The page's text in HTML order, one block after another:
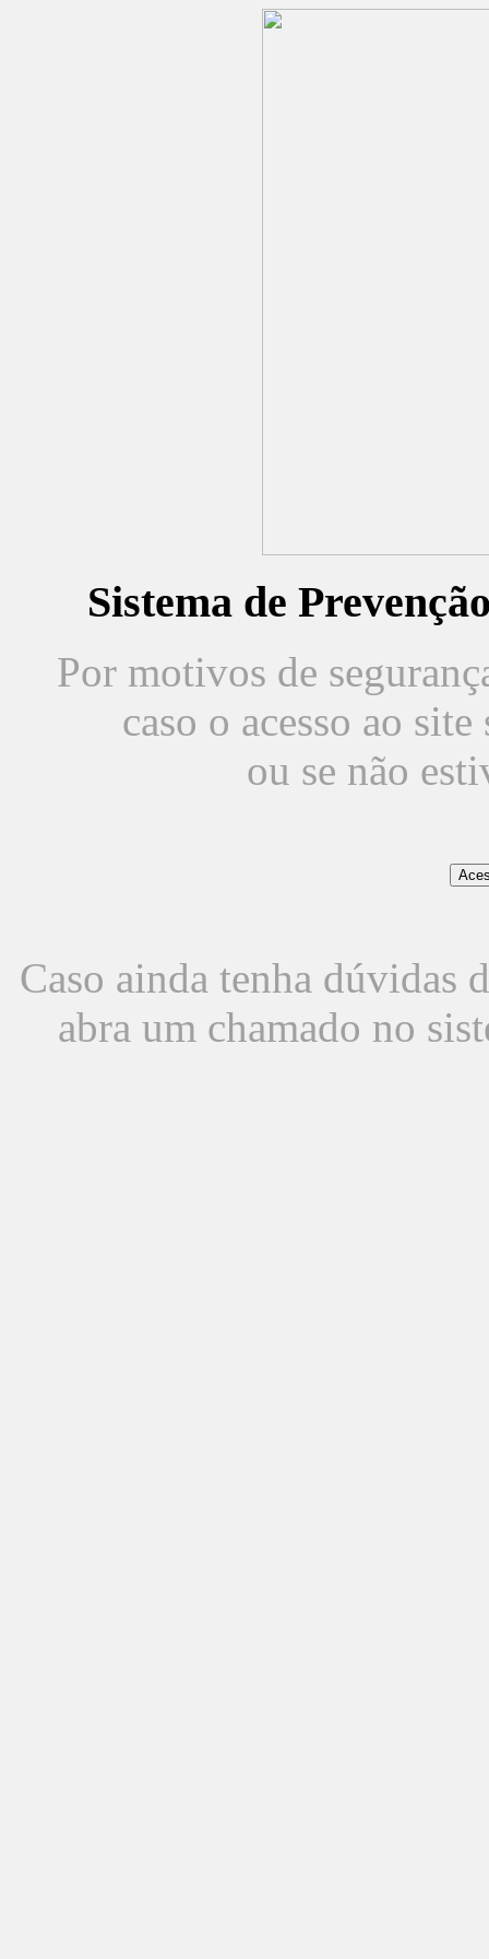
Sistema de
Por motivos de
caso o acesso ao
ou se não
Caso ainda tenha dúvidas
abra um chamado no